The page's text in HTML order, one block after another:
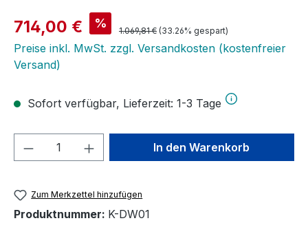
Verkaufspreis:
714,00 € % Regulärer Preis:
1.069,81 € (33.26% gespart)
Preise inkl. MwSt. zzgl. Versandkosten (kostenfreier
Versand)
Sofort verfügbar, Lieferzeit: 1-3 Tage
Produkt Anzahl: Gib denIn den Warenkorb
Zum Merkzettel hinzufügen
Produktnummer: K-DW01